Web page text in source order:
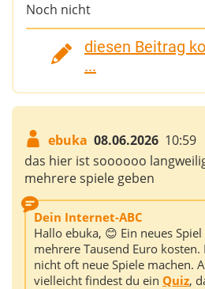
Noch nicht
diesen Beitrag
...
ebuka 08.06.2026 10:59
das hier ist soooooo
mehrere spiele geben
Dein Internet-ABC
Hallo ebuka, 😊 Ein neues
mehrere Tausend Euro
nicht oft neue Spiele machen.
vielleicht findest du ein Quiz,